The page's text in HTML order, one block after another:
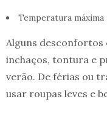
Temperatura máxima
Alguns desconfortos
inchaços, tontura e
verão. De férias ou
usar roupas leves e